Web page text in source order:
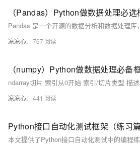
凉凉心. 767
凉凉心. 441